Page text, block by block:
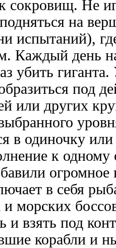
сокровищ. Не
на
испытаний),
Каждый день
убить
под
или других
в одиночку
к одному
огромное
в себя
и морских
и взять под
корабли и